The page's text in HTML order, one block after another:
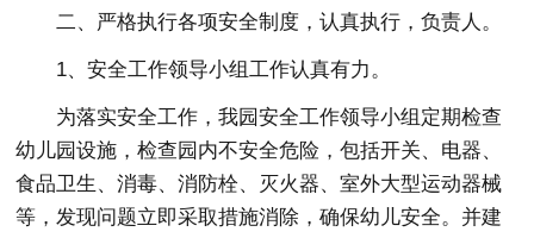
二、严格执行各项安全制度，认真执行，负责人。
1、安全工作领导小组工作认真有力。
为落实安全工作，我园安全工作领导小组定期检查
幼儿园设施，检查园内不安全危险，包括开关、电器、
食品卫生、消毒、消防栓、灭火器、室外大型运动器械
等，发现问题立即采取措施消除，确保幼儿安全。并建